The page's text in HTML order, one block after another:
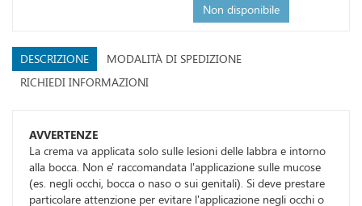
Non disponibile
DESCRIZIONE
MODALITÀ DI SPEDIZIONE
RICHIEDI INFORMAZIONI
AVVERTENZE
La crema va applicata solo sulle lesioni delle labbra e intorno
alla bocca. Non e' raccomandata l'applicazione sulle mucose
(es. negli occhi, bocca o naso o sui genitali). Si deve prestare
particolare attenzione per evitare l'applicazione negli occhi o